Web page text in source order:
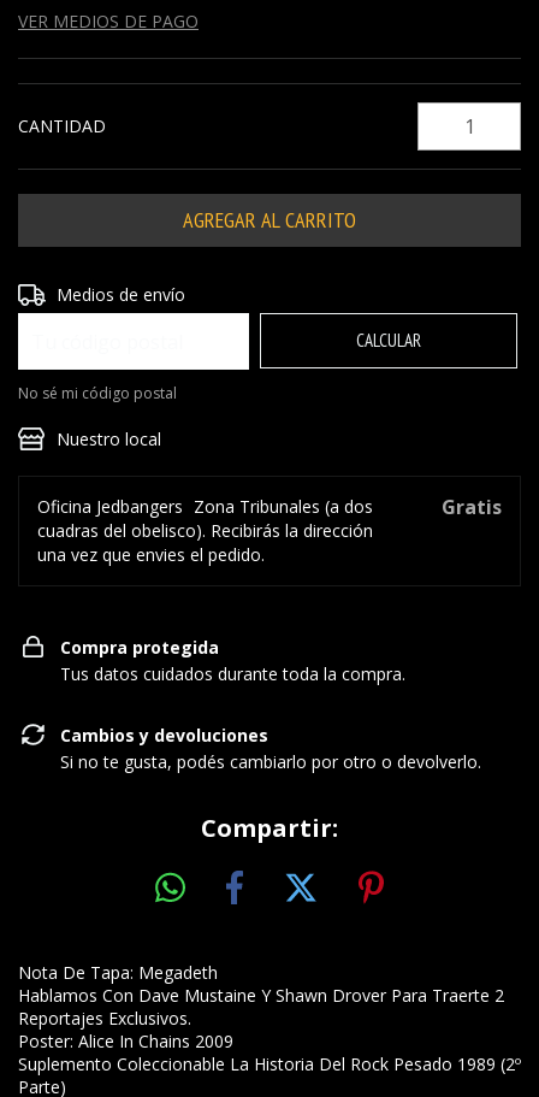
VER MEDIOS DE PAGO
CANTIDAD
Entregas para el CP:
Medios de envío
CALCULAR
No sé mi código postal
Nuestro local
Oficina Jedbangers Zona Tribunales (a dos
cuadras del obelisco). Recibirás la dirección
una vez que envies el pedido.
Gratis
Compra protegida
Tus datos cuidados durante toda la compra.
Cambios y devoluciones
Si no te gusta, podés cambiarlo por otro o devolverlo.
Compartir:
Nota De Tapa: Megadeth
Hablamos Con Dave Mustaine Y Shawn Drover Para Traerte 2
Reportajes Exclusivos.
Poster: Alice In Chains 2009
Suplemento Coleccionable La Historia Del Rock Pesado 1989 (2º
Parte)